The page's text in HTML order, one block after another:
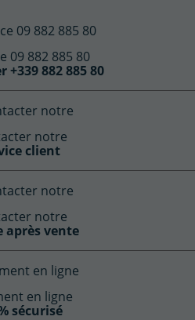
09 882 885 80
+339 882 885 80
notre
client
notre
après vente
en ligne
sécurisé